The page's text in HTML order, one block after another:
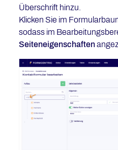
Überschrift hinzu.
Klicken Sie im
sodass im
Seiteneigenschaften